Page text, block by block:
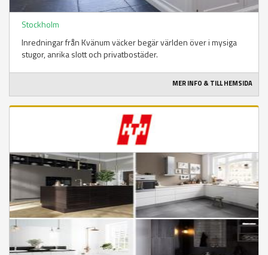
Stockholm
Inredningar från Kvänum väcker begär världen över i mysiga
stugor, anrika slott och privatbostäder.
MER INFO & TILL HEMSIDA